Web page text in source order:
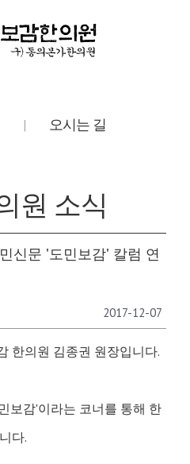
| 오시는 길
원 소식
신문 '도민보감' 칼럼 연
2017-12-07
한의원 김종권 원장입니다.
보감'이라는 코너를 통해 한
다.